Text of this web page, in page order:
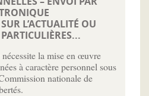
L’ACTUALITÉ OU
la mise en œuvre
à caractère personnel sous
nationale de